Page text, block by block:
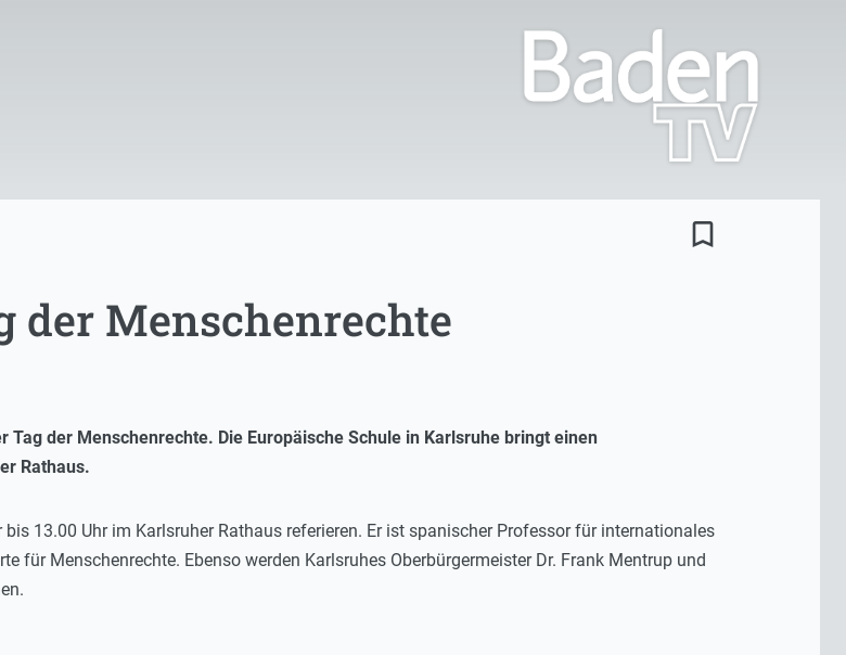
bookmark_border
der Menschenrechte
der Menschenrechte. Die Europäische Schule in Karlsruhe bringt einen
Rathaus.
13.00 Uhr im Karlsruher Rathaus referieren. Er ist spanischer Professor für internationales
für Menschenrechte. Ebenso werden Karlsruhes Oberbürgermeister Dr. Frank Mentrup und